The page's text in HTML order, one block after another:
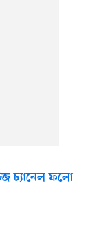
চ্যানেল ফলো